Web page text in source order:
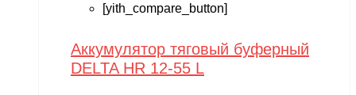
[yith_compare_button]
Аккумулятор тяговый буферный
DELTA HR 12-55 L